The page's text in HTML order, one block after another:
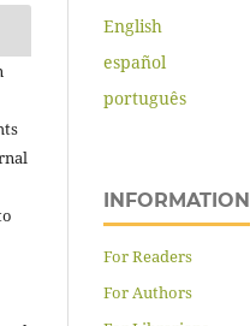
English
español
português
INFORMATION
For Readers
For Authors